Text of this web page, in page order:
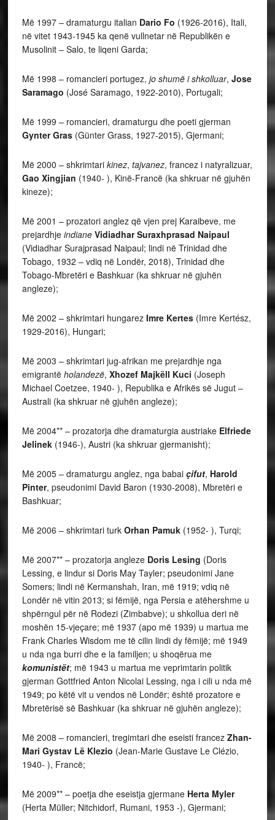
Më 1997 – dramaturgu italian Dario Fo (1926-2016), Itali,
në vitet 1943-1945 ka qenë vullnetar në Republikën e
Musolinit – Salo, te liqeni Garda;
Më 1998 – romancieri portugez, jo shumë i shkolluar, Jose
Saramago (José Saramago, 1922-2010), Portugali;
Më 1999 – romancieri, dramaturgu dhe poeti gjerman
Gynter Gras (Günter Grass, 1927-2015), Gjermani;
Më 2000 – shkrimtari kinez, tajvanez, francez i natyralizuar,
Gao Xingjian (1940- ), Kinë-Francë (ka shkruar në gjuhën
kineze);
Më 2001 – prozatori anglez që vjen prej Karaibeve, me
prejardhje indiane Vidiadhar Suraxhprasad Naipaul
(Vidiadhar Surajprasad Naipaul; lindi në Trinidad dhe
Tobago, 1932 – vdiq në Londër, 2018), Trinidad dhe
Tobago-Mbretëri e Bashkuar (ka shkruar në gjuhën
angleze);
Më 2002 – shkrimtari hungarez Imre Kertes (Imre Kertész,
1929-2016), Hungari;
Më 2003 – shkrimtari jug-afrikan me prejardhje nga
emigrantë holandezë, Xhozef Majkëll Kuci (Joseph
Michael Coetzee, 1940- ), Republika e Afrikës së Jugut –
Australi (ka shkruar në gjuhën angleze);
Më 2004** – prozatorja dhe dramaturgia austriake Elfriede
Jelinek(1946-), Austri (ka shkruar gjermanisht);
Më 2005 – dramaturgu anglez, nga babai çifut, Harold
Pinter, pseudonimi David Baron (1930-2008), Mbretëri e
Bashkuar;
Më 2006 – shkrimtari turk Orhan Pamuk (1952- ), Turqi;
Më 2007** – prozatorja angleze Doris Lesing (Doris
Lessing, e lindur si Doris May Tayler; pseudonimi Jane
Somers; lindi në Kermanshah, Iran, më 1919; vdiq në
Londër në vitin 2013; si fëmijë, nga Persia e atëhershme u
shpërngul për në Rodezi (Zimbabve); u shkollua deri në
moshën 15-vjeçare; më 1937 (apo më 1939) u martua me
Frank Charles Wisdom me të cilin lindi dy fëmijë; më 1949
u nda nga burri dhe e la familjen; u shoqërua me
komunistët; më 1943 u martua me veprimtarin politik
gjerman Gottfried Anton Nicolai Lessing, nga i cili u nda më
1949; po këtë vit u vendos në Londër; është prozatore e
Mbretërisë së Bashkuar (ka shkruar në gjuhën angleze);
Më 2008 – romancieri, tregimtari dhe eseisti francez Zhan-
Mari Gystav Lë Klezio (Jean-Marie Gustave Le Clézio,
1940- ), Francë;
Më 2009** – poetja dhe eseistja gjermane Herta Myler
(Herta Müller; Nitchidorf, Rumani, 1953 -), Gjermani;